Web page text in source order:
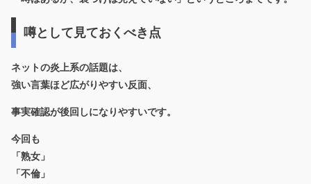
噂として見ておくべき点
ネットの炎上系の話題は、
強い言葉ほど広がりやすい反面、
事実確認が後回しになりやすいです。
今回も
「熟女」
「不倫」